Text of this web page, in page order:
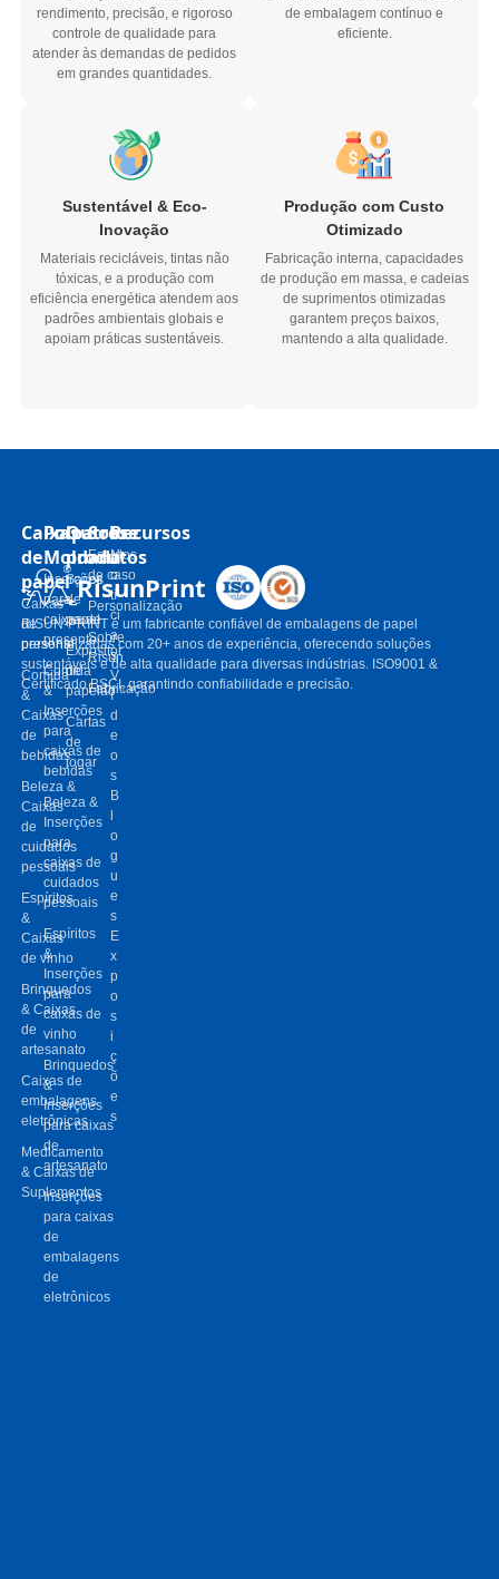
rendimento, precisão, e rigoroso
controle de qualidade para
atender às demandas de pedidos
em grandes quantidades.
de embalagem contínuo e
eficiente.
Sustentável & Eco-
Inovação
Materiais recicláveis, tintas não
tóxicas, e a produção com
eficiência energética atendem aos
padrões ambientais globais e
apoiam práticas sustentáveis.
Produção com Custo
Otimizado
Fabricação interna, capacidades
de produção em massa, e cadeias
de suprimentos otimizadas
garantem preços baixos,
mantendo a alta qualidade.
Caixas
de
papel
Caixas
de
presente
Comida
&
Caixas
de
bebidas
Beleza &
Caixas
de
cuidados
pessoais
Espíritos
&
Caixas
de vinho
Brinquedos
& Caixas
de
artesanato
Caixas de
embalagens
eletrônicas
Medicamento
& Caixas de
Suplementos
Polpa
Moldada
Inserções
para
caixas de
presente
Comida
&
Inserções
para
caixas de
bebidas
Beleza &
Inserções
para
caixas de
cuidados
pessoais
Espíritos
&
Inserções
para
caixas de
vinho
Brinquedos
&
Inserções
para caixas
de
artesanato
Inserções
para caixas
de
embalagens
de
eletrônicos
Outros
produtos
Sacos
de
papel
Expositor
de
papelão
Cartas
de
jogar
Sobre
Estudos
de caso
Personalização
Sobre
Risun
Fabricação
Recursos
N
o
tí
ci
a
s
V
í
d
e
o
s
B
l
o
g
u
e
s
E
x
p
o
s
i
ç
õ
e
s
RisunPrint
RISUN-PRINT é um fabricante confiável de embalagens de papel
personalizadas com 20+ anos de experiência, oferecendo soluções
sustentáveis ​​e de alta qualidade para diversas indústrias. ISO9001 &
Certificado BSCI, garantindo confiabilidade e precisão.